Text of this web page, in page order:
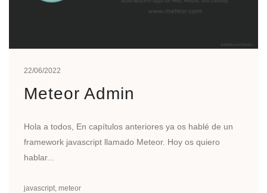
22/06/2022
Meteor Admin
Hola a todos, En capítulos anteriores ya os hablé de un
framework javascript llamado Meteor. Hoy os quiero
hablar...
javascript meteor